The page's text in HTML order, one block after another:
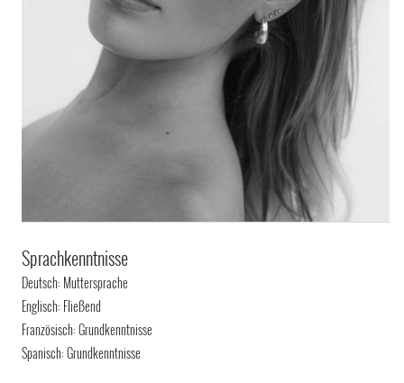
Sprachkenntnisse
Deutsch: Muttersprache
Englisch: Fließend
Französisch: Grundkenntnisse
Spanisch: Grundkenntnisse